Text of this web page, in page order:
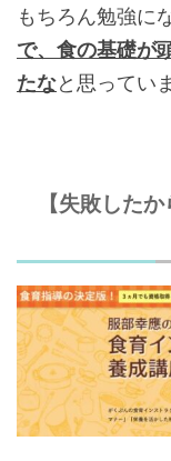
もちろん勉強に
で、食の基礎が
たなと思ってい
【失敗した